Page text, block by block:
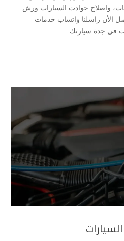
واصلاح حوادث السيارات ورش
الأن راسلنا واتساب خدمات
في جدة سيارتك...